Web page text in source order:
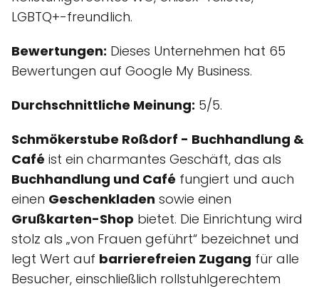
LGBTQ+-freundlich.
Bewertungen: Dieses Unternehmen hat 65
Bewertungen auf Google My Business.
Durchschnittliche Meinung: 5/5.
Schmökerstube Roßdorf - Buchhandlung &
Café ist ein charmantes Geschäft, das als
Buchhandlung und Café fungiert und auch
einen Geschenkladen sowie einen
Grußkarten-Shop bietet. Die Einrichtung wird
stolz als „von Frauen geführt“ bezeichnet und
legt Wert auf barrierefreien Zugang für alle
Besucher, einschließlich rollstuhlgerechtem